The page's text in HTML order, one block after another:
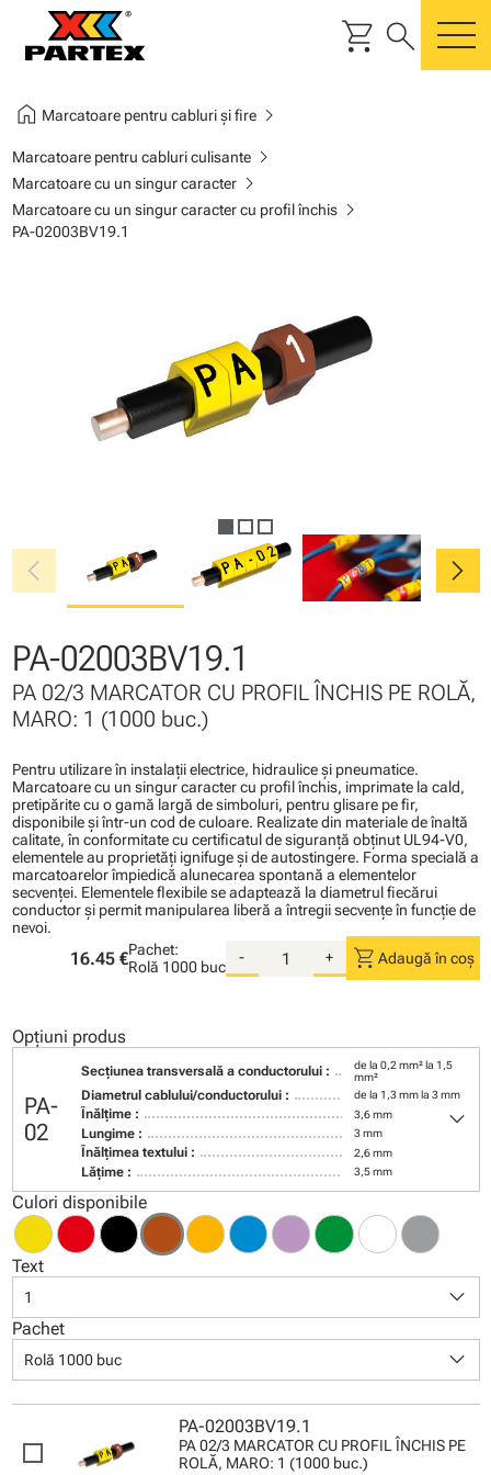
shopping_cart search
home Marcatoare pentru cabluri și firechevron_right
Marcatoare pentru cabluri culisantechevron_right
Marcatoare cu un singur caracterchevron_right
Marcatoare cu un singur caracter cu profil închischevron_right
PA-02003BV19.1
chevron_left chevron_right
PA-02003BV19.1
PA 02/3 MARCATOR CU PROFIL ÎNCHIS PE ROLĂ,
MARO: 1 (1000 buc.)
Pentru utilizare în instalaţii electrice, hidraulice şi pneumatice.
Marcatoare cu un singur caracter cu profil închis, imprimate la cald,
pretipărite cu o gamă largă de simboluri, pentru glisare pe fir,
disponibile şi într-un cod de culoare. Realizate din materiale de înaltă
calitate, în conformitate cu certificatul de siguranţă obţinut UL94-V0,
elementele au proprietăţi ignifuge şi de autostingere. Forma specială a
marcatoarelor împiedică alunecarea spontană a elementelor
secvenţei. Elementele flexibile se adaptează la diametrul fiecărui
conductor şi permit manipularea liberă a întregii secvenţe în funcţie de
nevoi.
16.45 €Pachet:
Rolă 1000 buc
- + shopping_cart Adaugă în coș
Opțiuni produs
PA-
02
Secţiunea transversală a conductorului :
de la 0,2 mm² la 1,5
mm²
Diametrul cablului/conductorului : de la 1,3 mm la 3 mm
Înălţime : 3,6 mm
Lungime : 3 mm
Înălţimea textului : 2,6 mm
Lăţime : 3,5 mm
keyboard_arrow_down
Culori disponibile
Text
1 keyboard_arrow_down
Pachet
Rolă 1000 buc keyboard_arrow_down
PA-02003BV19.1
PA 02/3 MARCATOR CU PROFIL ÎNCHIS PE
ROLĂ, MARO: 1 (1000 buc.)